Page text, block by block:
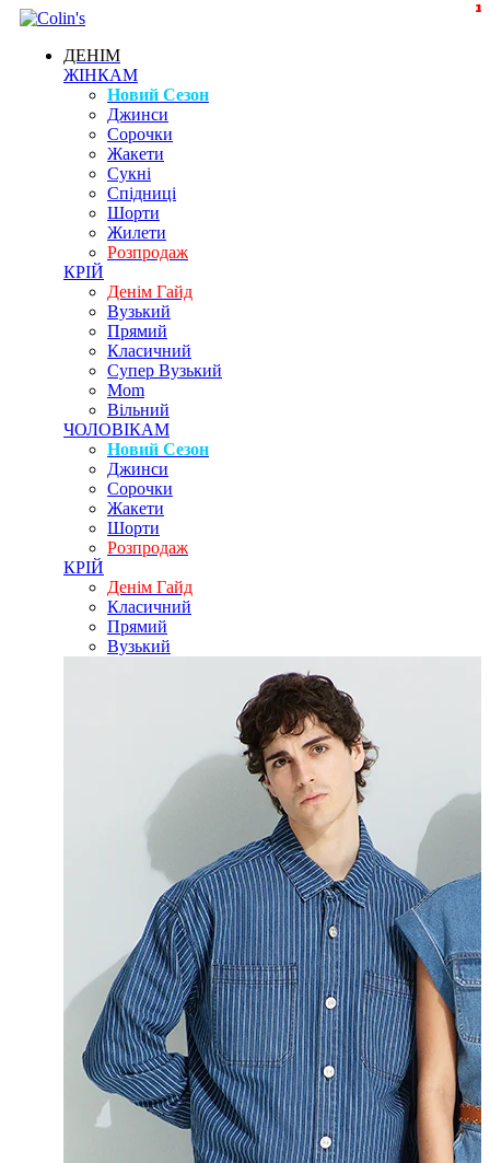
ДЕНІМ
ЖІНКАМ
Новий Сезон
Джинси
Сорочки
Жакети
Сукні
Спідниці
Шорти
Жилети
Розпродаж
КРІЙ
Денім Гайд
Вузький
Прямий
Класичний
Супер Вузький
Mom
Вільний
ЧОЛОВІКАМ
Новий Сезон
Джинси
Сорочки
Жакети
Шорти
Розпродаж
КРІЙ
Денім Гайд
Класичний
Прямий
Вузький
3
1
1
2